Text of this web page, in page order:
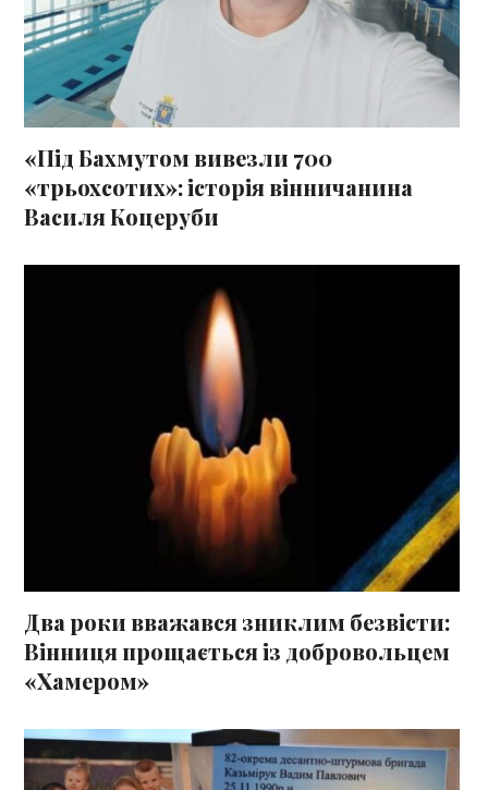
«Під Бахмутом вивезли 700
«трьохсотих»: історія вінничанина
Василя Коцеруби
Два роки вважався зниклим безвісти:
Вінниця прощається із добровольцем
«Хамером»